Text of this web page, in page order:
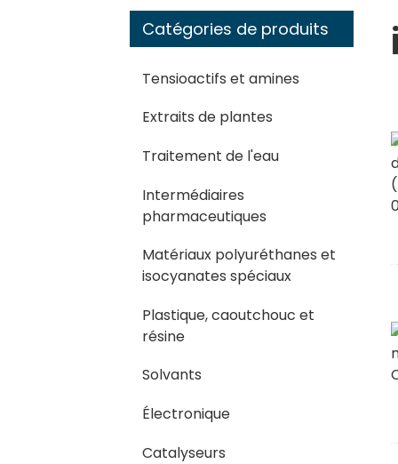
Catégories de produits
Tensioactifs et amines
Extraits de plantes
Traitement de l'eau
Intermédiaires
pharmaceutiques
Matériaux polyuréthanes et
isocyanates spéciaux
Plastique, caoutchouc et
résine
Solvants
Électronique
Catalyseurs